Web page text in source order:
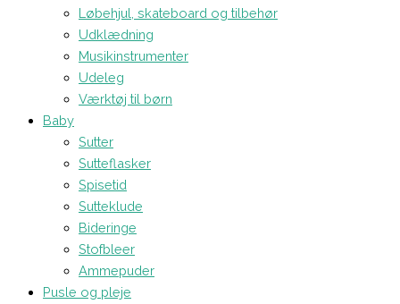
Løbehjul, skateboard og tilbehør
Udklædning
Musikinstrumenter
Udeleg
Værktøj til børn
Baby
Sutter
Sutteflasker
Spisetid
Sutteklude
Bideringe
Stofbleer
Ammepuder
Pusle og pleje